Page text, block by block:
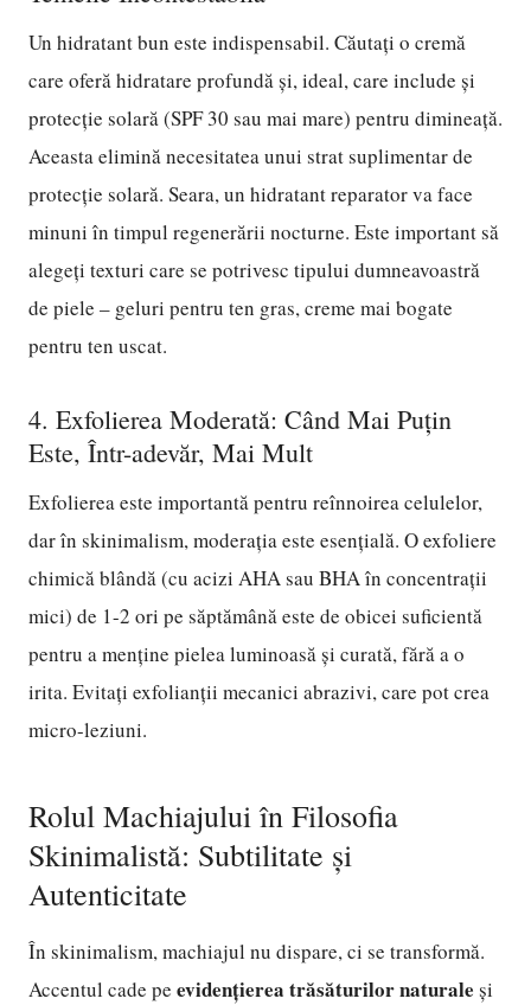
Un hidratant bun este indispensabil. Căutați o cremă
care oferă hidratare profundă și, ideal, care include și
protecție solară (SPF 30 sau mai mare) pentru dimineață.
Aceasta elimină necesitatea unui strat suplimentar de
protecție solară. Seara, un hidratant reparator va face
minuni în timpul regenerării nocturne. Este important să
alegeți texturi care se potrivesc tipului dumneavoastră
de piele – geluri pentru ten gras, creme mai bogate
pentru ten uscat.
4. Exfolierea Moderată: Când Mai Puțin
Este, Într-adevăr, Mai Mult
Exfolierea este importantă pentru reînnoirea celulelor,
dar în skinimalism, moderația este esențială. O exfoliere
chimică blândă (cu acizi AHA sau BHA în concentrații
mici) de 1-2 ori pe săptămână este de obicei suficientă
pentru a menține pielea luminoasă și curată, fără a o
irita. Evitați exfolianții mecanici abrazivi, care pot crea
micro-leziuni.
Rolul Machiajului în Filosofia
Skinimalistă: Subtilitate și
Autenticitate
În skinimalism, machiajul nu dispare, ci se transformă.
Accentul cade pe evidențierea trăsăturilor naturale și